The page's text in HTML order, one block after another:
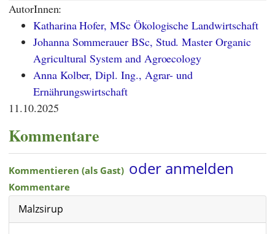
AutorInnen:
Katharina Hofer, MSc Ökologische Landwirtschaft
Johanna Sommerauer BSc, Stud. Master Organic
Agricultural System and Agroecology
Anna Kolber, Dipl. Ing., Agrar- und
Ernährungswirtschaft
11.10.2025
Kommentare